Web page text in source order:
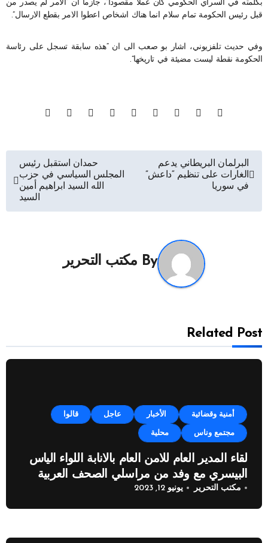
بكلمته في السراي الحكومي كان عملاً مقصوداً”، جازما ان “الامر لم يصدر من
قبل رئيس الحكومة تمام سلام انما هناك اشخاص اعطوا الامر بقطع الارسال”.
وفي حديث تلفزيوني، اشار بو صعب الى ان “هذه سابقة تسجل على رئاسة
الحكومة نقطة ليست مضيئة في تاريخها”.
تصفّح
المقالات
البرلمان البريطاني يدعم
الغارات على تنظيم “داعش”
في سوريا
حمدان استقبل رئيس
المجلس السياسي في حزب
الله السيد ابراهيم أمين
السيد‏
By مكتب التحرير
Related Post
أمنية وقضائية الأخبار عاجل قالوا
مجتمع وناس محلية
لقاء المدير العام للامن العام بالانابة اللواء الياس
البيسري مع وفد من مراسلي الصحف العربية
مكتب التحرير يونيو 12, 2023